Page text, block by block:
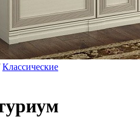
Классические